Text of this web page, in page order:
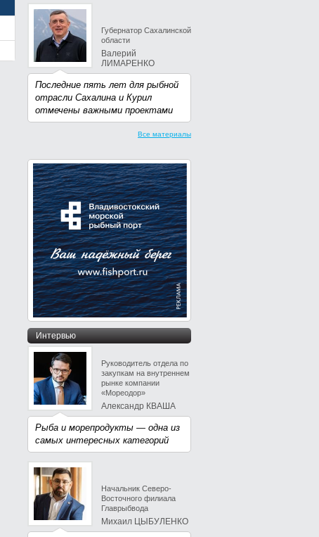
Губернатор Сахалинской
области
Валерий
ЛИМАРЕНКО
Последние пять лет для рыбной
отрасли Сахалина и Курил
отмечены важными проектами
Все материалы
Интервью
Руководитель отдела по
закупкам на внутреннем
рынке компании
«Мореодор»
Александр КВАША
Рыба и морепродукты — одна из
самых интересных категорий
Начальник Северо-
Восточного филиала
Главрыбвода
Михаил ЦЫБУЛЕНКО